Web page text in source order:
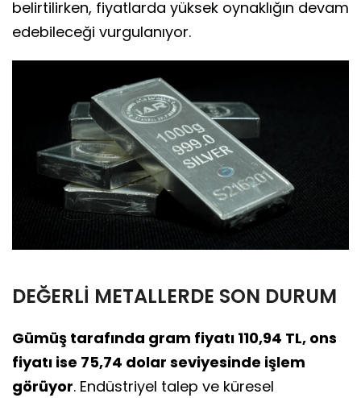
belirtilirken, fiyatlarda yüksek oynaklığın devam
edebileceği vurgulanıyor.
DEĞERLİ METALLERDE SON DURUM
Gümüş tarafında gram fiyatı 110,94 TL, ons
fiyatı ise 75,74 dolar seviyesinde işlem
görüyor. Endüstriyel talep ve küresel